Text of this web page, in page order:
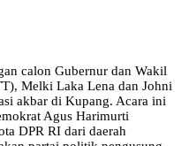
calon Gubernur dan Wakil
Melki Laka Lena dan Johni
akbar di Kupang. Acara ini
Agus Harimurti
DPR RI dari daerah